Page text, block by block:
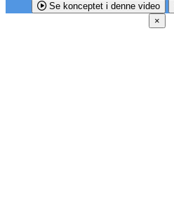
Se konceptet i denne video
×